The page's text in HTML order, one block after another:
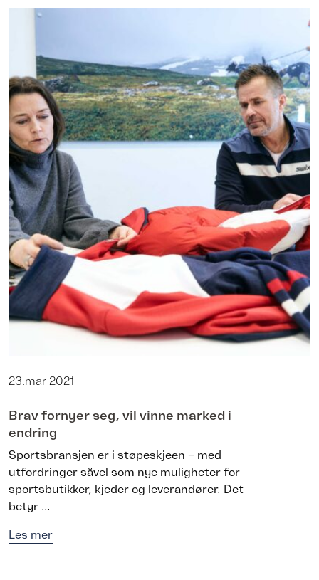
23.mar 2021
Brav fornyer seg, vil vinne marked i
endring
Sportsbransjen er i støpeskjeen – med
utfordringer såvel som nye muligheter for
sportsbutikker, kjeder og leverandører. Det
betyr ...
Les mer